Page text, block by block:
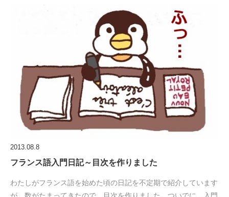
2013.08.8
フランス語入門日記～目次を作りました
わたしがフランス語を始めた頃の日記を不定期で紹介しています
が、数がたまってきたので、目次を作りました。ついでに、入門